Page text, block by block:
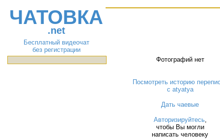
ЧАТОВКА
.net
Бесплатный видеочат
без регистрации
Фотографий нет
Посмотреть историю
с atyatya
Дать чаевые
Авторизируйтесь,
чтобы Вы могли
написать человеку